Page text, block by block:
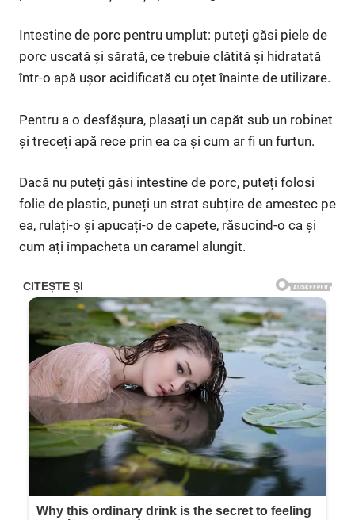
Intestine de porc pentru umplut: puteți găsi piele de
porc uscată și sărată, ce trebuie clătită și hidratată
într-o apă ușor acidificată cu oțet înainte de utilizare.
Pentru a o desfășura, plasați un capăt sub un robinet
și treceți apă rece prin ea ca și cum ar fi un furtun.
Dacă nu puteți găsi intestine de porc, puteți folosi
folie de plastic, puneți un strat subțire de amestec pe
ea, rulați-o și apucați-o de capete, răsucind-o ca și
cum ați împacheta un caramel alungit.